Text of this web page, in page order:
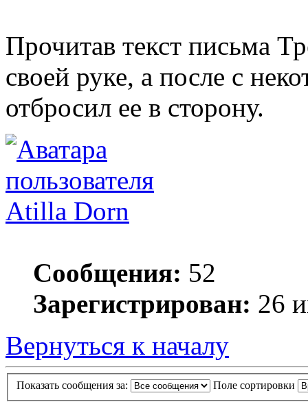
Прочитав текст письма
своей руке, а после с
отбросил ее в сторону.
Atilla Dorn
Сообщения: 52
Зарегистрирован: 26
Вернуться к началу
Показать сообщения за: Поле сортировки